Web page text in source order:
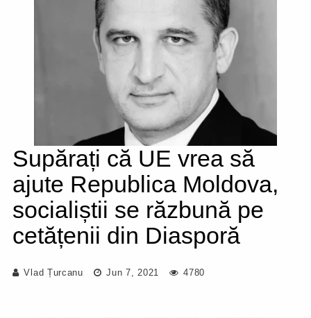
Supărați că UE vrea să
ajute Republica Moldova,
socialiștii se răzbună pe
cetățenii din Diasporă
Vlad Țurcanu Jun 7, 2021 4780